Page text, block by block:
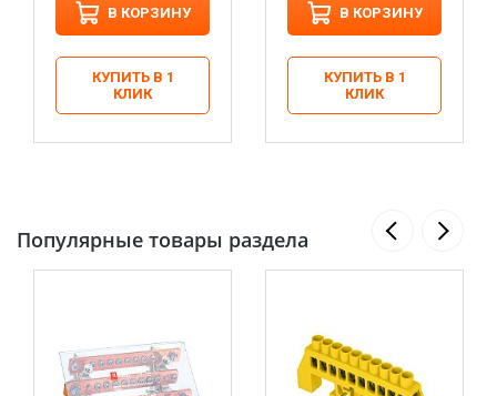
В КОРЗИНУ
КУПИТЬ В 1
КЛИК
В КОРЗИНУ
КУПИТЬ В 1
КЛИК
Популярные товары раздела